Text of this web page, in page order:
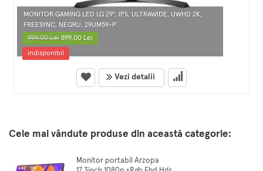
MONITOR GAMING LED LG 29", IPS, ULTRAWIDE, UWHD 2K,
FREESYNC, NEGRU, 29UM59-P
999.00 Lei899.00 Lei
indisponibil
Vezi detalii
Cele mai vândute produse din această categorie:
Monitor portabil Arzopa